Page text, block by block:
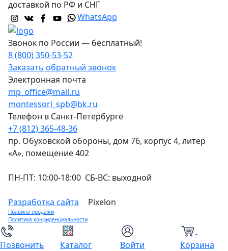
доставкой по РФ и СНГ
WhatsApp
Звонок по России — бесплатный!
8 (800) 350-53-52
Заказать обратный звонок
Электронная почта
mp_office@mail.ru
montessori_spb@bk.ru
Телефон в Санкт-Петербурге
+7 (812) 365-48-36
пр. Обуховской обороны, дом 76, корпус 4, литер
«А», помещение 402
ПН-ПТ: 10:00-18:00 СБ-ВС: выходной
Разработка сайта Pixelon
Правила продажи
Политика конфиденциальности
Позвонить Каталог Войти Корзина